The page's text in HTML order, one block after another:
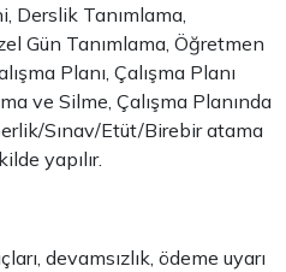
Derslik Tanımlama,
Gün Tanımlama, Öğretmen
Planı, Çalışma Planı
ve Silme, Çalışma Planında
Sınav/Etüt/Birebir atama
yapılır.
devamsızlık, ödeme uyarı